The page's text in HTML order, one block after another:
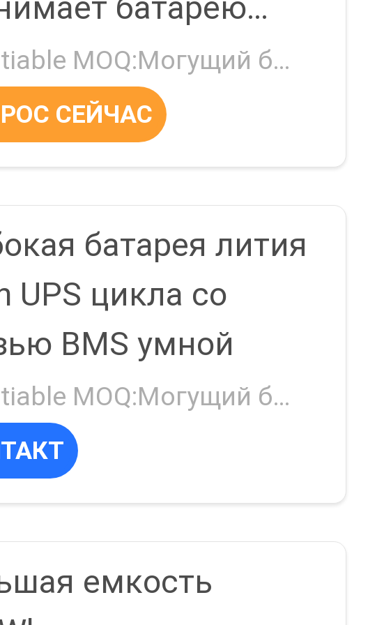
батарею
замены
Negotiable MOQ:Могущий быть предметом переговоров
СЕЙЧАС
батарея лития
UPS цикла со
BMS умной
Negotiable MOQ:Могущий быть предметом переговоров
емкость